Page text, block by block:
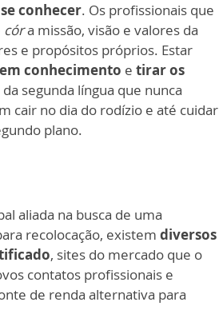
conhecer. Os profissionais que
córa missão, visão e valores da
e propósitos próprios. Estar
conhecimento e tirar os
segunda língua que nunca
cair no dia do rodízio e até cuidar
plano.
aliada na busca de uma
recolocação, existem diversos
, sites do mercado que o
contatos profissionais e
de renda alternativa para